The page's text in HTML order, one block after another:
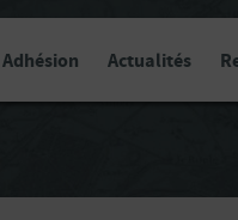
Adhésion Actualités